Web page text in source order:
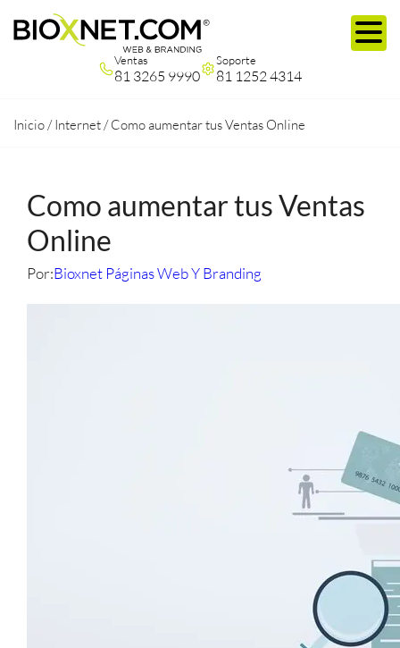
Ventas
81 3265 9990
Soporte
81 1252 4314
Inicio /Internet /Como aumentar tus Ventas Online
Como aumentar tus Ventas
Online
Por:Bioxnet Páginas Web Y Branding